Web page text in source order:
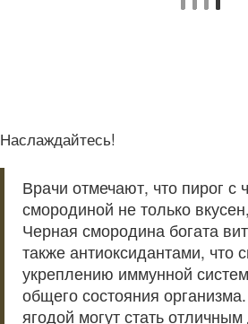
Наслаждайтесь!
Врачи отмечают, что пирог с
смородиной не только
Черная смородина богата
также антиоксидантами, что
укреплению иммунной
общего состояния
ягодой могут стать